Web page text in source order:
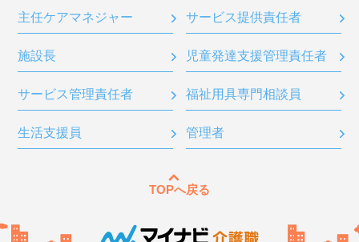
主任ケアマネジャー サービス提供責任者
施設長 児童発達支援管理責任者
サービス管理責任者 福祉用具専門相談員
生活支援員 管理者
TOPへ戻る